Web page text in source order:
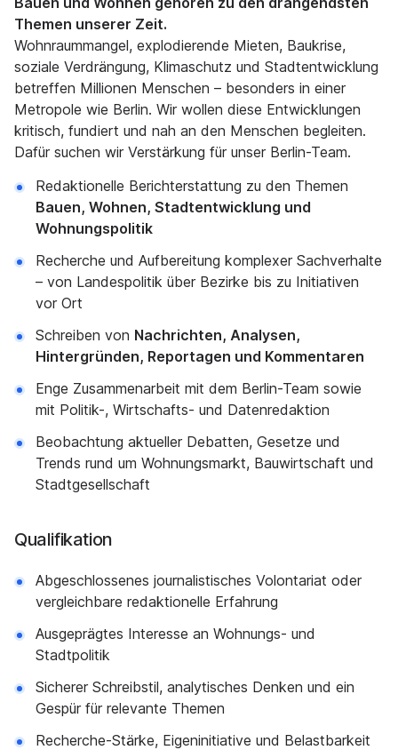
Themen unserer Zeit.
Wohnraummangel, explodierende Mieten, Baukrise,
soziale Verdrängung, Klimaschutz und Stadtentwicklung
betreffen Millionen Menschen – besonders in einer
Metropole wie Berlin. Wir wollen diese Entwicklungen
kritisch, fundiert und nah an den Menschen begleiten.
Dafür suchen wir Verstärkung für unser Berlin-Team.
Redaktionelle Berichterstattung zu den Themen
Bauen, Wohnen, Stadtentwicklung und
Wohnungspolitik
Recherche und Aufbereitung komplexer Sachverhalte
– von Landespolitik über Bezirke bis zu Initiativen
vor Ort
Schreiben von Nachrichten, Analysen,
Hintergründen, Reportagen und Kommentaren
Enge Zusammenarbeit mit dem Berlin-Team sowie
mit Politik-, Wirtschafts- und Datenredaktion
Beobachtung aktueller Debatten, Gesetze und
Trends rund um Wohnungsmarkt, Bauwirtschaft und
Stadtgesellschaft
Qualifikation
Abgeschlossenes journalistisches Volontariat oder
vergleichbare redaktionelle Erfahrung
Ausgeprägtes Interesse an Wohnungs- und
Stadtpolitik
Sicherer Schreibstil, analytisches Denken und ein
Gespür für relevante Themen
Recherche-Stärke, Eigeninitiative und Belastbarkeit